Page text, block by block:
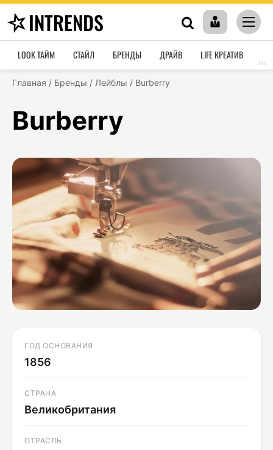
INTRENDS
LOOK ТАЙМ СТАЙЛ БРЕНДЫ ДРАЙВ LIFE КРЕАТИВ
›››
Главная / Бренды / Лейблы / Burberry
Burberry
ГОД ОСНОВАНИЯ
1856
СТРАНА
Великобритания
ОТРАСЛЬ